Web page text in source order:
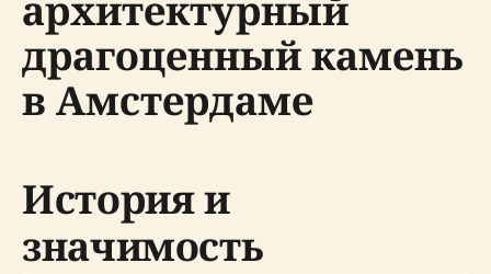
драгоценный камень
в Амстердаме
История и
значимость